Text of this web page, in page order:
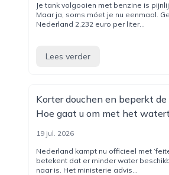
Je tank volgooien met benzine is
Maar ja, soms móet je nu eenmaal.
Nederland 2,232 euro per liter...
Lees verder
Korter douchen en beperkt
Hoe gaat u om met het
19 jul. 2026
Nederland kampt nu officieel met
betekent dat er minder water
naar is. Het ministerie advis...